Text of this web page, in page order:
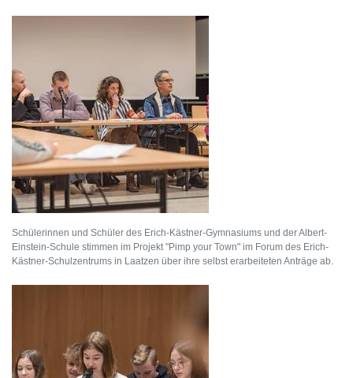
Schülerinnen und Schüler des Erich-Kästner-Gymnasiums und der Albert-
Einstein-Schule stimmen im Projekt "Pimp your Town" im Forum des Erich-
Kästner-Schulzentrums in Laatzen über ihre selbst erarbeiteten Anträge ab.